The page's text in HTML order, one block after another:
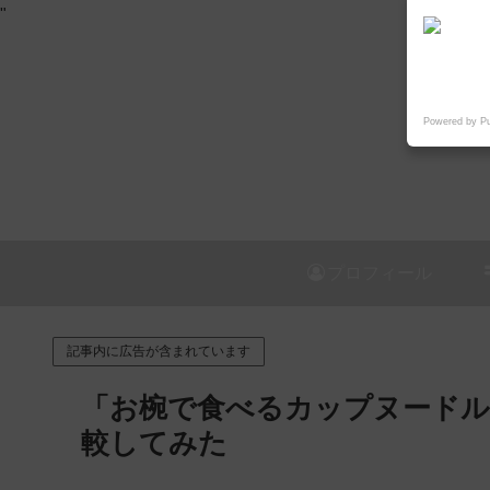
"
記事内に広告が含まれています
「お椀で食べるカップヌード
較してみた
Powered by